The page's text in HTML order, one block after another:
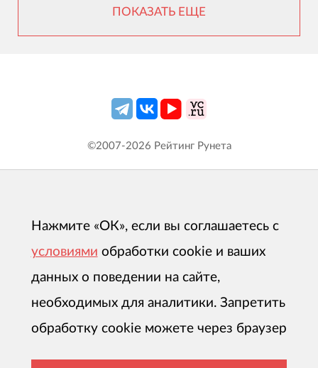
ПОКАЗАТЬ ЕЩЕ
©2007-2026 Рейтинг Рунета
Нажмите «ОК», если вы соглашаетесь с
условиями обработки cookie и ваших
данных о поведении на сайте,
необходимых для аналитики. Запретить
обработку cookie можете через браузер